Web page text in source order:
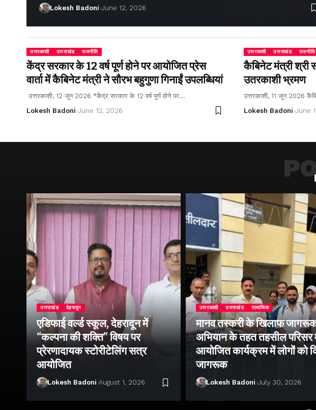
Lokesh Badoni June 12, 2026
उत्तरकाशी उत्तराखंड राजनीति
केंद्र सरकार के 12 वर्ष पूर्ण होने पर आयोजित प्रेस
वार्ता में कैबिनेट मंत्री ने सौरभ बहुगुणा गिनाईं उपलब्धियां
उत्तरकाशी, 12 जून 2026 *केंद्र सरकार के 12 वर्ष पूर्ण होने पर…
Lokesh Badoni June 12, 2026
उत्तरकाशी उत्तराखंड राजनीति
कैबिनेट मंत्री श्री
उतरकाशी भ्रमण
उत्तरकाशी, 11 जून 2026
Lokesh Badoni June
उत्तराखंड देहरादून
एडिफाई वर्ल्ड स्कूल, देहरादून में
“कल्पना की शक्ति” विषय पर
प्रेरणादायक स्टोरीटेलिंग सत्र
आयोजित
Lokesh Badoni August 1, 2026
उत्तरकाशी उत्तराखंड सामाजिक
मानव तस्करी के खिलाफ
अभियान के तहत तहसील परिसर
आयोजित कार्यक्रम में लोगों को
जागरूक
Lokesh Badoni July 30, 2026